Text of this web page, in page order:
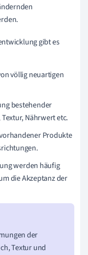
gibt es
völlig neuartigen
bestehender
Nährwert etc.
Produkte
werden häufig
die Akzeptanz der
der
Textur und